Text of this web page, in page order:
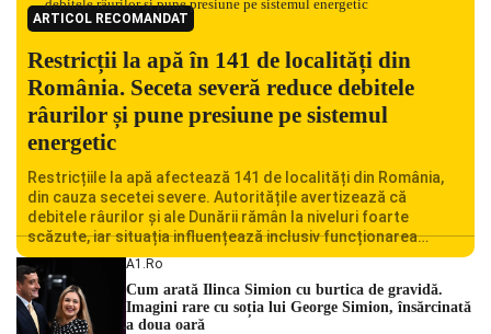
ARTICOL RECOMANDAT
Restricții la apă în 141 de localități din
România. Seceta severă reduce debitele
râurilor și pune presiune pe sistemul
energetic
Restricțiile la apă afectează 141 de localități din România,
din cauza secetei severe. Autoritățile avertizează că
debitele râurilor și ale Dunării rămân la niveluri foarte
scăzute, iar situația influențează inclusiv funcționarea
Centralei Nucleare de la Cernavodă. România se confruntă
cu una dintre cele mai dificile perioade din punct de vedere
hidrologic din ultimii ani. Lipsa […]
A1.ro
Cum arată Ilinca Simion cu burtica de gravidă.
Imagini rare cu soția lui George Simion, însărcinată
a doua oară